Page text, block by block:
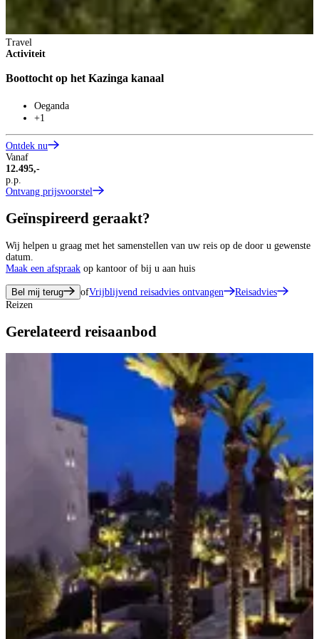
Travel
Activiteit
Boottocht op het Kazinga kanaal
Oeganda
+1
Ontdek nu
Vanaf
12.495,-
p.p.
Ontvang prijsvoorstel
Geïnspireerd geraakt?
Wij helpen u graag met het samenstellen van uw reis op de door u gewenste
datum.
Maak een afspraak op kantoor of bij u aan huis
Bel mij terug ofVrijblijvend reisadvies ontvangen
Reisadvies
Reizen
Gerelateerd reisaanbod